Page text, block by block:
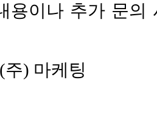
용이나 추가 문의
) 마케팅